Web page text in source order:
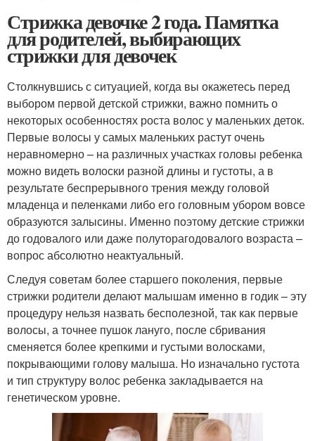
Стрижка девочке 2 года. Памятка
для родителей, выбирающих
стрижки для девочек
Столкнувшись с ситуацией, когда вы окажетесь перед
выбором первой детской стрижки, важно помнить о
некоторых особенностях роста волос у маленьких деток.
Первые волосы у самых маленьких растут очень
неравномерно – на различных участках головы ребенка
можно видеть волоски разной длины и густоты, а в
результате беспрерывного трения между головой
младенца и пеленками либо его головным убором вовсе
образуются залысины. Именно поэтому детские стрижки
до годовалого или даже полуторагодовалого возраста –
вопрос абсолютно неактуальный.
Следуя советам более старшего поколения, первые
стрижки родители делают малышам именно в годик – эту
процедуру нельзя назвать бесполезной, так как первые
волосы, а точнее пушок лануго, после сбривания
сменяется более крепкими и густыми волосками,
покрывающими голову малыша. Но изначально густота
и тип структуру волос ребенка закладывается на
генетическом уровне.